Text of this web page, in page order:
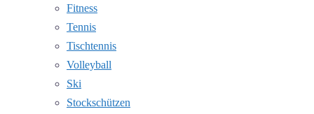
Fitness
Tennis
Tischtennis
Volleyball
Ski
Stockschützen